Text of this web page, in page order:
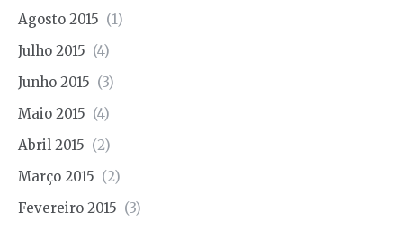
Agosto 2015 (1)
Julho 2015 (4)
Junho 2015 (3)
Maio 2015 (4)
Abril 2015 (2)
Março 2015 (2)
Fevereiro 2015 (3)